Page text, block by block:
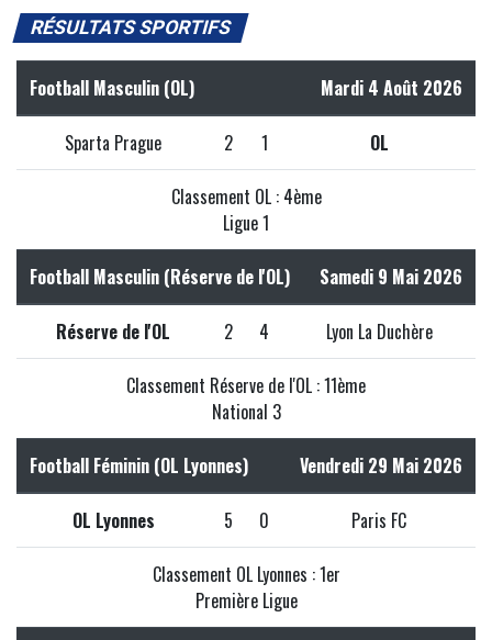
RÉSULTATS SPORTIFS
Football Masculin (OL) Mardi 4 Août 2026
Sparta Prague 2 1 OL
Classement OL : 4ème
Ligue 1
Football Masculin (Réserve de l'OL) Samedi 9 Mai 2026
Réserve de l'OL 2 4 Lyon La Duchère
Classement Réserve de l'OL : 11ème
National 3
Football Féminin (OL Lyonnes) Vendredi 29 Mai 2026
OL Lyonnes 5 0 Paris FC
Classement OL Lyonnes : 1er
Première Ligue